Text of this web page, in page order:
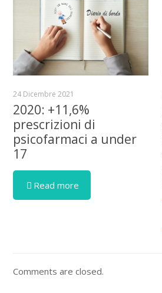
24 Dicembre 2021
2020: +11,6%
prescrizioni di
psicofarmaci a under
17
Read more
Comments are closed.